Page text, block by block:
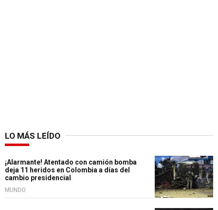
LO MÁS LEÍDO
¡Alarmante! Atentado con camión bomba
deja 11 heridos en Colombia a días del
cambio presidencial
MUNDO